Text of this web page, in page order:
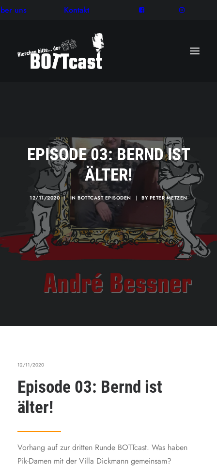
uns Kontakt
EPISODE 03: BERND IST
ÄLTER!
12/11/2020 | INBOTTCAST EPISODEN | BY PETER METZEN
12/11/2020
Episode 03: Bernd ist
älter!
Vorhang auf zur dritten Runde BOTTcast. Was haben
Pik-Damen mit der Villa Dickmann gemeinsam?